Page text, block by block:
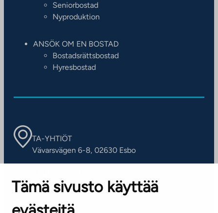
Tämä sivusto käyttää
Seniorbostad
Nyproduktion
ANSÖK OM EN BOSTAD
Bostadsrättsbostad
Hyresbostad
TA-YHTIÖT
Vävarsvägen 6-8, 02630 Esbo
Kontaktinformation